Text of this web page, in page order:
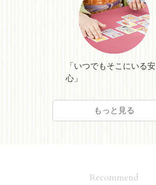
「いつでもそこにいる安
心」
もっと見る
Recommend